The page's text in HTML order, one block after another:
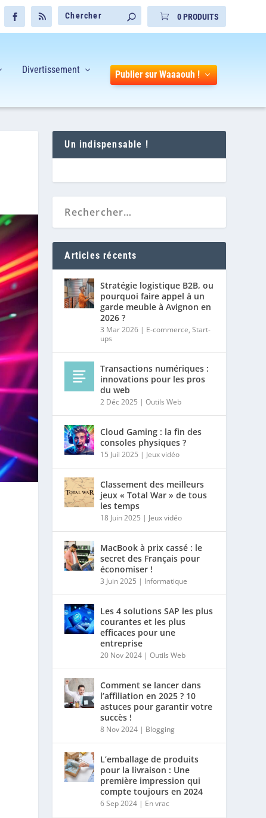
0 PRODUITS
Divertissement Publier sur Waaaouh !
Un indispensable !
Articles récents
Stratégie logistique B2B, ou
pourquoi faire appel à un
garde meuble à Avignon en
2026 ?
3 Mar 2026 | E-commerce,Start-
ups
Transactions numériques :
innovations pour les pros
du web
2 Déc 2025 |Outils Web
Cloud Gaming : la fin des
consoles physiques ?
15 Juil 2025 | Jeux vidéo
Classement des meilleurs
jeux « Total War » de tous
les temps
18 Juin 2025 | Jeux vidéo
MacBook à prix cassé : le
secret des Français pour
économiser !
3 Juin 2025 | Informatique
Les 4 solutions SAP les plus
courantes et les plus
efficaces pour une
entreprise
20 Nov 2024 |Outils Web
Comment se lancer dans
l’affiliation en 2025 ? 10
astuces pour garantir votre
succès !
8 Nov 2024 | Blogging
L’emballage de produits
pour la livraison : Une
première impression qui
compte toujours en 2024
6 Sep 2024 | En vrac